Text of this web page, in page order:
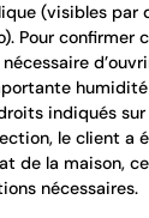
(visibles par
Pour confirmer
indiqués
le client a
de la maison,
nécessaires.